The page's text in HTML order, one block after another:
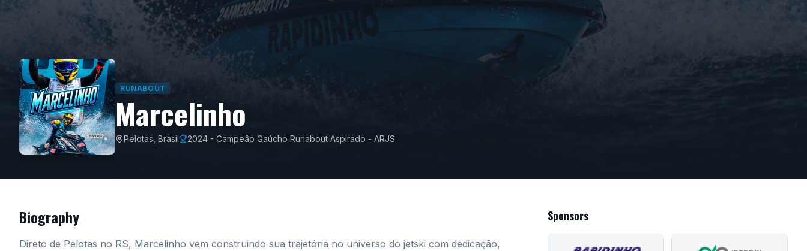
RUNABOUT
Marcelinho
Pelotas, Brasil 2024 - Campeão Gaúcho Runabout Aspirado - ARJS
Biography
Direto de Pelotas no RS, Marcelinho vem construindo sua trajetória no universo do jetski com dedicação,
Sponsors